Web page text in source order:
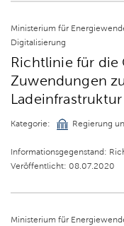
Ministerium für
Digitalisierung
Richtlinie für die
Zuwendungen
Kategorie: Regierung
Informationsgegenstand:
Veröffentlicht: 08.07.2020
Ministerium für